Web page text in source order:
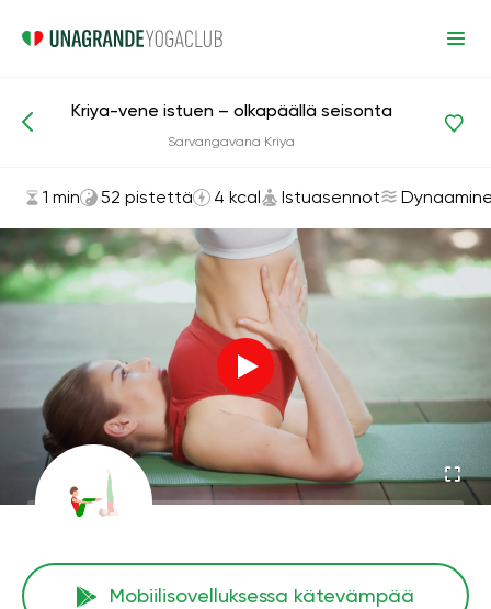
Asanat ja harjoitukset Istuasennot
Kriya-vene istuen – olkapäällä seisonta
Sarvangavana Kriya
1 min 52 pistettä 4 kcal Istuasennot
Mobiilisovelluksessa kätevämpää